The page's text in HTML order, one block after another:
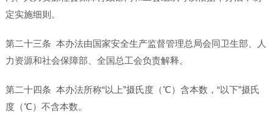
定实施细则。
第二十三条 本办法由国家安全生产监督管理总局会同卫生部、人
力资源和社会保障部、全国总工会负责解释。
第二十四条 本办法所称“以上”摄氏度（℃）含本数，“以下”摄氏
度（℃）不含本数。